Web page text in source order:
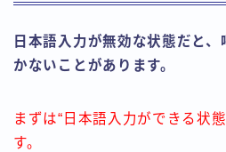
日本語入力が無効な状態だと
かないことがあります。
まずは“日本語入力ができる状
す。